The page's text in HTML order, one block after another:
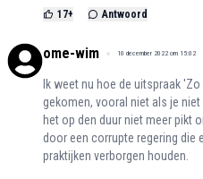
17+ Antwoord
ome-wim 10 december 2022 om 15:02
Ik weet nu hoe de uitspraak
gekomen, vooral niet als je
het op den duur niet meer pikt
door een corrupte regering die
praktijken verborgen houden.